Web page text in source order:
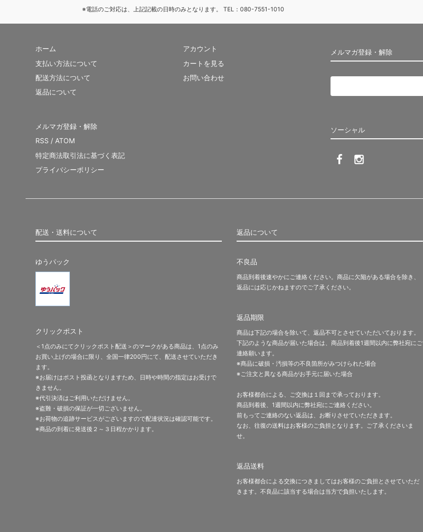
※電話のご対応は、上記記載の日時のみとなります。 TEL：080-7551-1010
メルマガ登録・解除
ホーム
支払い方法について
配送方法について
返品について
アカウント
カートを見る
お問い合わせ
ソーシャル
メルマガ登録・解除
RSS / ATOM
特定商法取引法に基づく表記
プライバシーポリシー
配送・送料について
ゆうパック
クリックポスト
＜1点のみにてクリックポスト配送＞のマークがある商品は、1点のみ
お買い上げの場合に限り、全国一律200円にて、配送させていただき
ます。
※お届けはポスト投函となりますため、日時や時間の指定はお受けで
きません。
※代引決済はご利用いただけません。
※盗難・破損の保証が一切ございません。
※お荷物の追跡サービスがございますので配達状況は確認可能です。
※商品の到着に発送後２～３日程かかります。
返品について
不良品
商品到着後速やかにご連絡ください。商品に欠陥がある場合を除き、
返品には応じかねますのでご了承ください。
返品期限
商品は下記の場合を除いて、返品不可とさせていただいております。
下記のような商品が届いた場合は、商品到着後1週間以内に弊社宛にご
連絡願います。
※商品に破損・汚損等の不良箇所がみつけられた場合
※ご注文と異なる商品がお手元に届いた場合
お客様都合による、ご交換は１回まで承っております。
商品到着後、1週間以内に弊社宛にご連絡ください。
前もってご連絡のない返品は、お断りさせていただきます。
なお、往復の送料はお客様のご負担となります。ご了承くださいま
せ。
返品送料
お客様都合による交換につきましてはお客様のご負担とさせていただ
きます。不良品に該当する場合は当方で負担いたします。